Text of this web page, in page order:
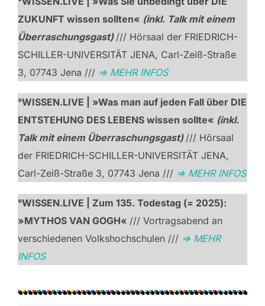
ZUKUNFT wissen sollten« (inkl. Talk mit einem
Überraschungsgast) /// Hörsaal der FRIEDRICH-
SCHILLER-UNIVERSITÄT JENA, Carl-Zeiß-Straße
3, 07743 Jena /// => MEHR INFOS
°WISSEN.LIVE | »Was man auf jeden Fall über DIE
ENTSTEHUNG DES LEBENS wissen sollte« (inkl.
Talk mit einem Überraschungsgast) /// Hörsaal
der FRIEDRICH-SCHILLER-UNIVERSITÄT JENA,
Carl-Zeiß-Straße 3, 07743 Jena /// => MEHR INFOS
°WISSEN.LIVE | Zum 135. Todestag (= 2025):
»MYTHOS VAN GOGH« /// Vortragsabend an
verschiedenen Volkshochschulen /// => MEHR
INFOS